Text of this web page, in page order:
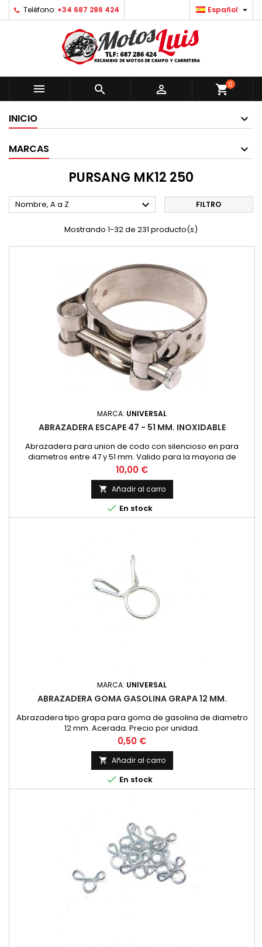
Teléfono: +34 687 286 424 Español 
   shopping_cart0
INICIO
MARCAS
PURSANG MK12 250
Nombre, A a Z  FILTRO
Mostrando 1-32 de 231 producto(s)
MARCA: UNIVERSAL
ABRAZADERA ESCAPE 47 - 51 MM. INOXIDABLE
Abrazadera para union de codo con silencioso en para
diametros entre 47 y 51 mm. Valido para la mayoria de
modelos, Montesa Impala 175, OSSA 160, 175 Bultaco Mercurio,
Metralla... Fabricada en acero inoxidable con tornillo
hexagonal Precio por unidad.
Precio
10,00 €
 Añadir al carro
 En stock
MARCA: UNIVERSAL
ABRAZADERA GOMA GASOLINA GRAPA 12 MM.
Abrazadera tipo grapa para goma de gasolina de diametro
12 mm. Acerada. Precio por unidad.
Precio
0,50 €
 Añadir al carro
 En stock